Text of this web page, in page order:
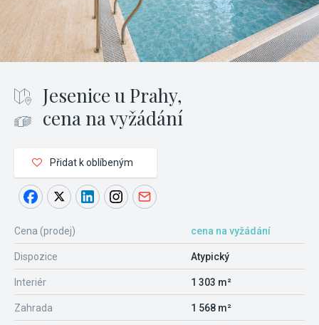
Jesenice u Prahy,
cena na vyžádání
Přidat k oblíbeným
Cena (prodej) cena na vyžádání
Dispozice Atypický
Interiér 1 303 m²
Zahrada 1 568 m²